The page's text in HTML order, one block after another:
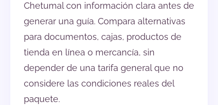
Chetumal con información clara antes de
generar una guía. Compara alternativas
para documentos, cajas, productos de
tienda en línea o mercancía, sin
depender de una tarifa general que no
considere las condiciones reales del
paquete.